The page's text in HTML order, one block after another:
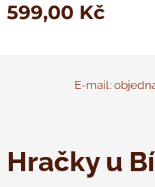
599,00 Kč
E-mail:
Hračky u